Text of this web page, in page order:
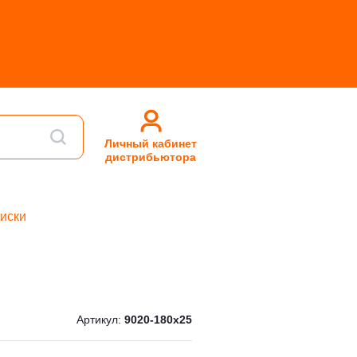
Личный кабинет
дистрибьютора
Артикул: 9020-180x25